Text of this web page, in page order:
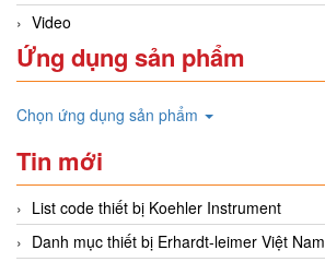
Video
Ứng dụng sản phẩm
Chọn ứng dụng sản phẩm
Tin mới
List code thiết bị Koehler Instrument
Danh mục thiết bị Erhardt-leimer Việt Nam